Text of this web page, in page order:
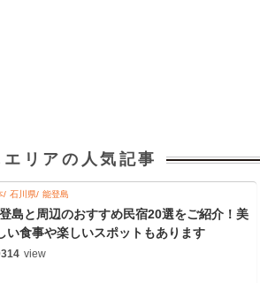
エリアの人気記事
石川県 能登島
島と周辺のおすすめ民宿20選をご紹介！美
い食事や楽しいスポットもあります
view